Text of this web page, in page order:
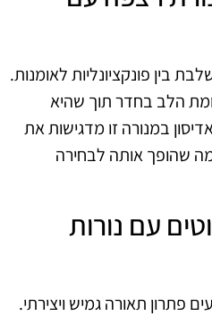
בין פונקציונליות לאומנות.
הלב בחדר תוך שהיא
במנורה זו מדגישות את
מה שהופך אותה לבחירה
עם נורות
פתרון תאורה גמיש ויצירתי.